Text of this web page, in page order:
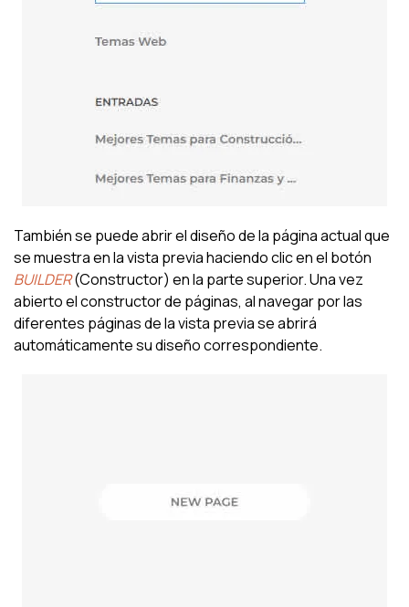
También se puede abrir el diseño de la página actual que
se muestra en la vista previa haciendo clic en el botón
BUILDER(Constructor) en la parte superior. Una vez
abierto el constructor de páginas, al navegar por las
diferentes páginas de la vista previa se abrirá
automáticamente su diseño correspondiente.